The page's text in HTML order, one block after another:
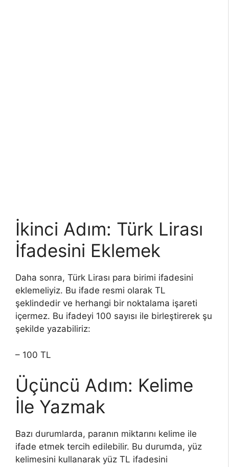
İkinci Adım: Türk Lirası
İfadesini Eklemek
Daha sonra, Türk Lirası para birimi ifadesini
eklemeliyiz. Bu ifade resmi olarak TL
şeklindedir ve herhangi bir noktalama işareti
içermez. Bu ifadeyi 100 sayısı ile birleştirerek şu
şekilde yazabiliriz:
– 100 TL
Üçüncü Adım: Kelime
İle Yazmak
Bazı durumlarda, paranın miktarını kelime ile
ifade etmek tercih edilebilir. Bu durumda, yüz
kelimesini kullanarak yüz TL ifadesini